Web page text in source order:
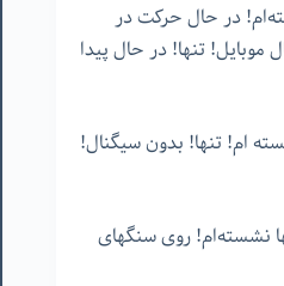
در حال حرکت در
تنها! در حال پیدا
ام! تنها! بدون سیگنال!
نشسته‌ام! روی سنگهای